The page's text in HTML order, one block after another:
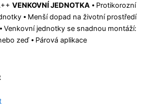
VENKOVNÍ JEDNOTKA ⦁ Protikorozní
⦁ Menší dopad na životní prostředí
Venkovní jednotky se snadnou montáží:
zeď ⦁ Párová aplikace